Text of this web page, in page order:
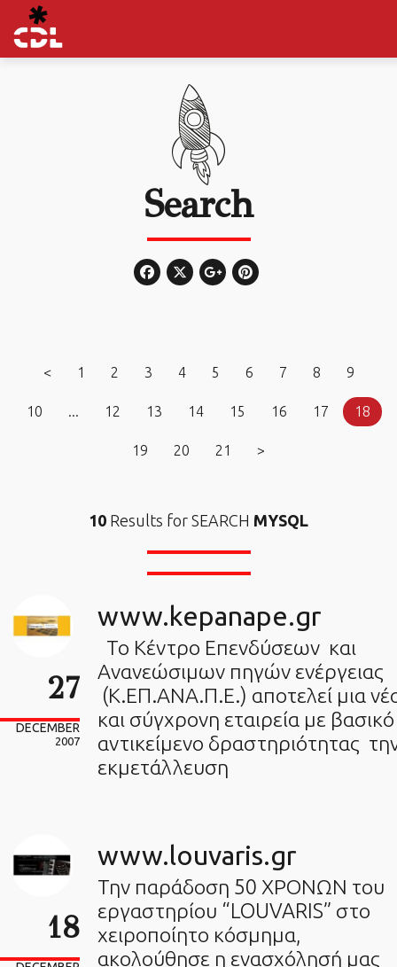
Search
< 1 2 3 4 5 6 7 8 9
10 ... 12 13 14 15 16 17 18
19 20 21 >
10 Results for SEARCH MYSQL
27
DECEMBER
2007
www.kepanape.gr
Το Κέντρο Επενδύσεων και
Ανανεώσιμων πηγών ενέργειας
(Κ.ΕΠ.ΑΝΑ.Π.Ε.) αποτελεί μια
και σύγχρονη εταιρεία με βασικό
αντικείμενο δραστηριότητας
εκμετάλλευση
18
www.louvaris.gr
Την παράδοση 50 ΧΡΟΝΩΝ του
εργαστηρίου “LOUVARIS” στο
χειροποίητο κόσμημα,
ακολούθησε η ενασχόλησή μας